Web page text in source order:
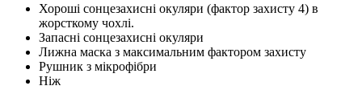
Хороші сонцезахисні окуляри (фактор захисту 4) в
жорсткому чохлі.
Запасні сонцезахисні окуляри
Лижна маска з максимальним фактором захисту
Рушник з мікрофібри
Ніж